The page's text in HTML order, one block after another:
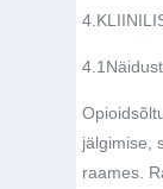
4.
4.1
jälgimise,
raames.